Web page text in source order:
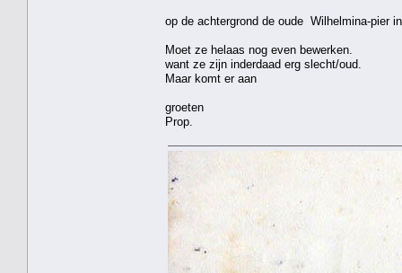
op de achtergrond de oude Wilhelmina-pier
Moet ze helaas nog even bewerken.
want ze zijn inderdaad erg slecht/oud.
Maar komt er aan
groeten
Prop.